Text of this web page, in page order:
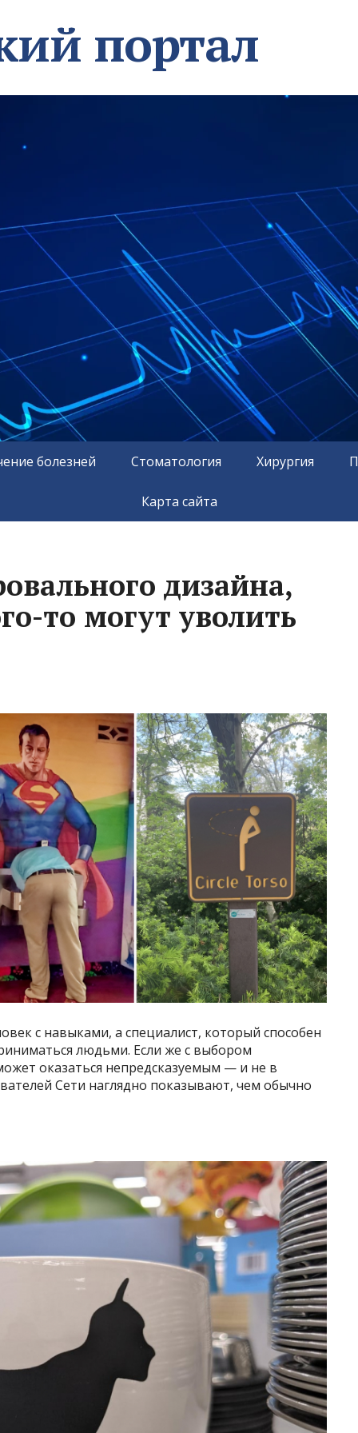
портал
болезней Стоматология Хирургия
Карта сайта
дизайна,
то могут уволить
с навыками, а специалист, который способен
людьми. Если же с выбором
оказаться непредсказуемым — и не в
Сети наглядно показывают, чем обычно